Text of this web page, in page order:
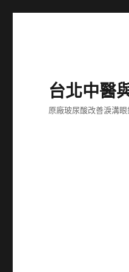
台北中醫
原廠玻尿酸改善淚溝